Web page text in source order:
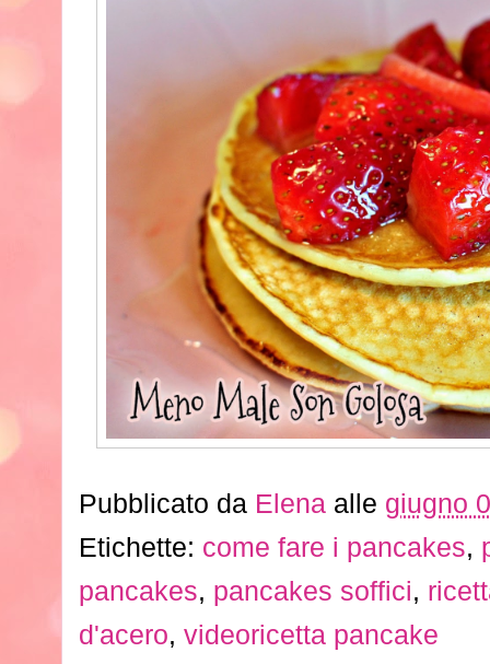
Pubblicato da Elena alle giugno
Etichette: come fare i pancakes,
pancakes, pancakes soffici,
d'acero, videoricetta pancake